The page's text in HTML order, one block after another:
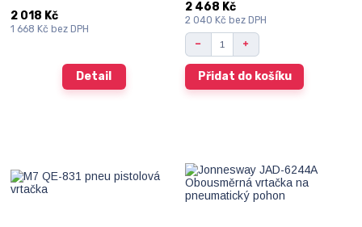
2 018 Kč
1 668 Kčbez DPH
Detail
2 468 Kč
2 040 Kč bez DPH
Přidat do košíku